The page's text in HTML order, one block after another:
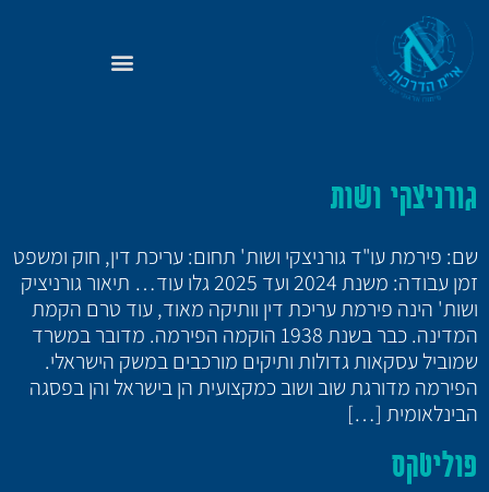
גורניצקי ושות
שם: פירמת עו"ד גורניצקי ושות' תחום: עריכת דין, חוק ומשפט
זמן עבודה: משנת 2024 ועד 2025 גלו עוד… תיאור גורניציק
ושות' הינה פירמת עריכת דין וותיקה מאוד, עוד טרם הקמת
המדינה. כבר בשנת 1938 הוקמה הפירמה. מדובר במשרד
שמוביל עסקאות גדולות ותיקים מורכבים במשק הישראלי.
הפירמה מדורגת שוב ושוב כמקצועית הן בישראל והן בפסגה
הבינלאומית […]
פוליטקס